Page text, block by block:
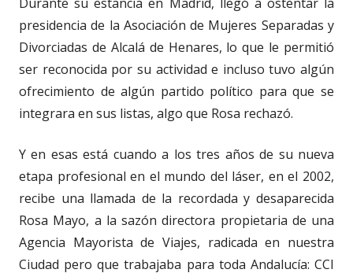
Durante su estancia en Madrid, llegó a ostentar la
presidencia de la Asociación de Mujeres Separadas y
Divorciadas de Alcalá de Henares, lo que le permitió
ser reconocida por su actividad e incluso tuvo algún
ofrecimiento de algún partido político para que se
integrara en sus listas, algo que Rosa rechazó.
Y en esas está cuando a los tres años de su nueva
etapa profesional en el mundo del láser, en el 2002,
recibe una llamada de la recordada y desaparecida
Rosa Mayo, a la sazón directora propietaria de una
Agencia Mayorista de Viajes, radicada en nuestra
Ciudad pero que trabajaba para toda Andalucía: CCI